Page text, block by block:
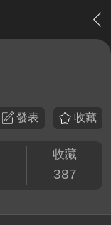
收藏
發表
收藏
387